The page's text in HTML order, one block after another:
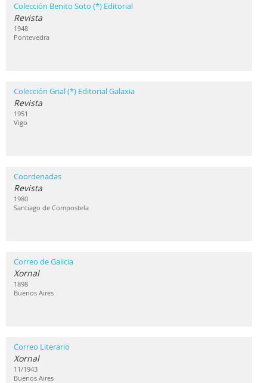
Colección Benito Soto (*) Editorial
Revista
1948
Pontevedra
Colección Grial (*) Editorial Galaxia
Revista
1951
Vigo
Coordenadas
Revista
1980
Santiago de Compostela
Correo de Galicia
Xornal
1898
Buenos Aires
Correo Literario
Xornal
11/1943
Buenos Aires